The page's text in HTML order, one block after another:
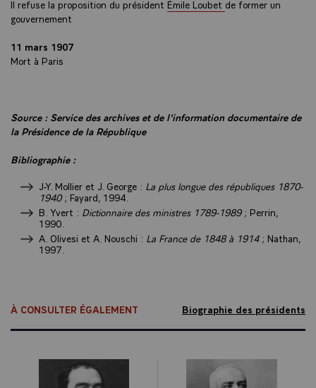
Il refuse la proposition du président Émile Loubet de former un
gouvernement
11 mars 1907
Mort à Paris
Source : Service des archives et de l'information documentaire de
la Présidence de la République
Bibliographie :
J-Y. Mollier et J. George : La plus longue des républiques 1870-
1940; Fayard, 1994.
B. Yvert : Dictionnaire des ministres 1789-1989; Perrin,
1990.
A. Olivesi et A. Nouschi : La France de 1848 à 1914; Nathan,
1997.
À CONSULTER ÉGALEMENT Biographie des présidents